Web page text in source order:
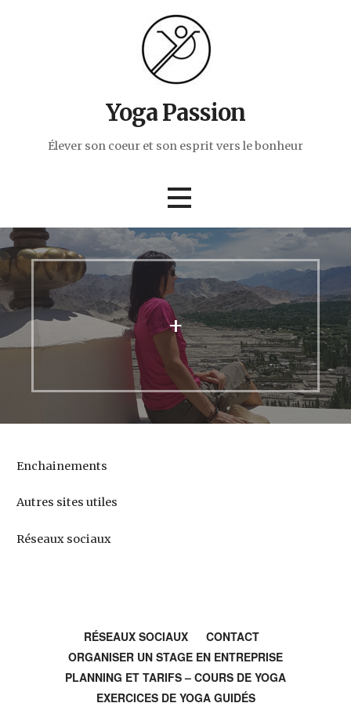
Yoga Passion
Élever son coeur et son esprit vers le bonheur
+
Enchainements
Autres sites utiles
Réseaux sociaux
RÉSEAUX SOCIAUX
CONTACT
ORGANISER UN STAGE EN ENTREPRISE
PLANNING ET TARIFS – COURS DE YOGA
EXERCICES DE YOGA GUIDÉS